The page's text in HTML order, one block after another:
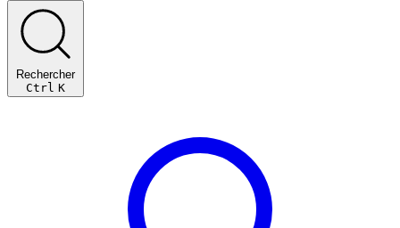
Rechercher
Ctrl K